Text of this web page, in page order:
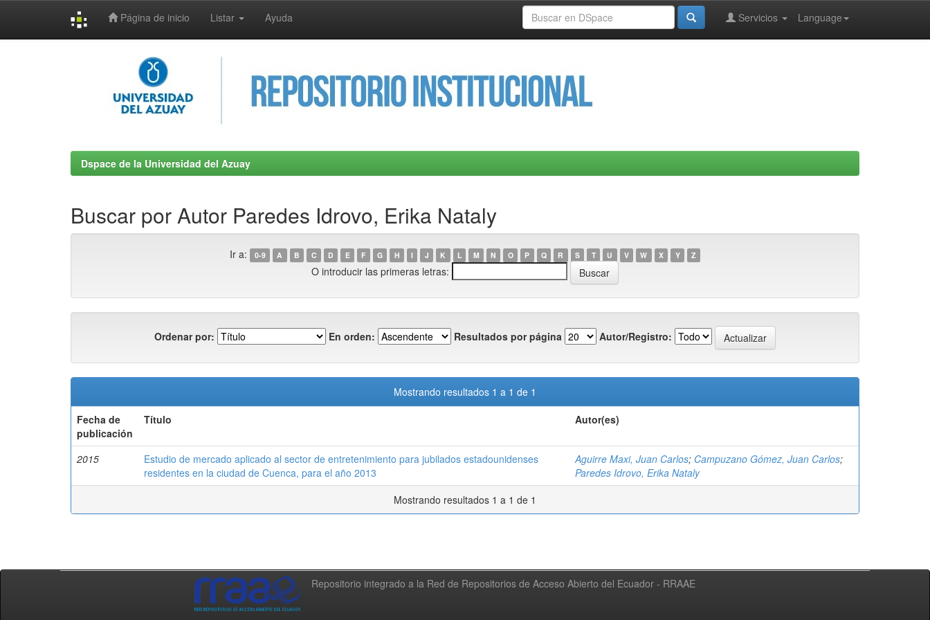
Página de inicio Listar Ayuda Language
Servicios
Dspace de la Universidad del Azuay
Buscar por Autor Paredes Idrovo, Erika Nataly
Ir a: 0-9 A B C D E F G H I J K L M N O P Q R S T U V W X Y Z
O introducir las primeras letras:
Ordenar por: En orden: Resultados por página Autor/Registro:
Mostrando resultados 1 a 1 de 1
Fecha de
publicación
Título Autor(es)
2015
Estudio de mercado aplicado al sector de entretenimiento para jubilados estadounidenses
residentes en la ciudad de Cuenca, para el año 2013
Aguirre Maxi, Juan Carlos; Campuzano Gómez, Juan Carlos;
Paredes Idrovo, Erika Nataly
Mostrando resultados 1 a 1 de 1
Repositorio integrado a la Red de Repositorios de Acceso Abierto del Ecuador - RRAAE